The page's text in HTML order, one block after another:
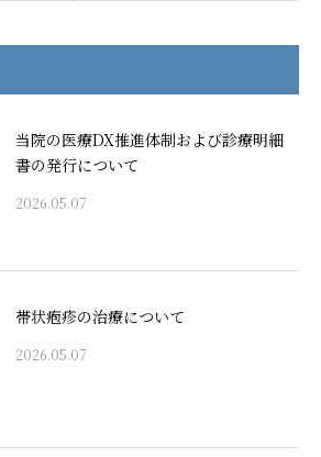
当院の医療DX推進体制および診療明細
書の発行について
2026.05.07
帯状疱疹の治療について
2026.05.07